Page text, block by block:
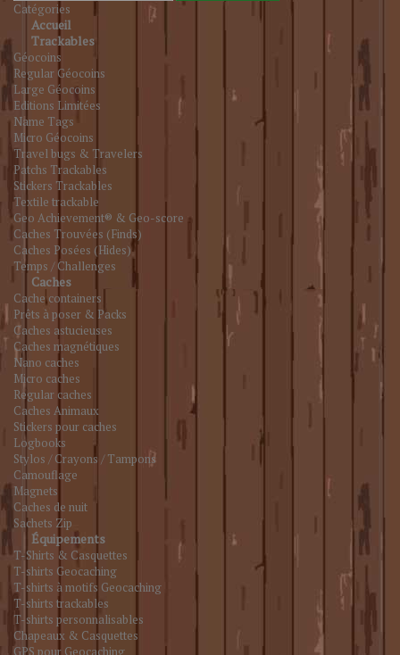
Catégories
Accueil
Trackables
Géocoins
Regular Géocoins
Large Géocoins
Editions Limitées
Name Tags
Micro Géocoins
Travel bugs & Travelers
Patchs Trackables
Stickers Trackables
Textile trackable
Geo Achievement® & Geo-score
Caches Trouvées (Finds)
Caches Posées (Hides)
Temps / Challenges
Caches
Cache containers
Prêts à poser & Packs
Caches astucieuses
Caches magnétiques
Nano caches
Micro caches
Regular caches
Caches Animaux
Stickers pour caches
Logbooks
Stylos / Crayons / Tampons
Camouflage
Magnets
Caches de nuit
Sachets Zip
Équipements
T-Shirts & Casquettes
T-shirts Geocaching
T-shirts à motifs Geocaching
T-shirts trackables
T-shirts personnalisables
Chapeaux & Casquettes
GPS pour Geocaching